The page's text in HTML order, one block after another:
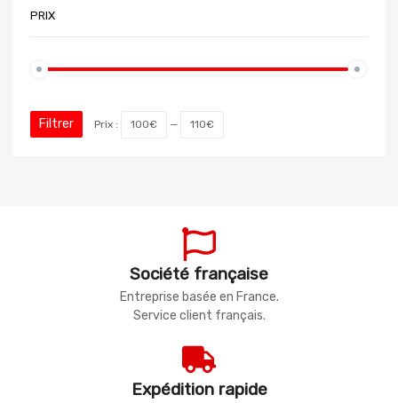
PRIX
Filtrer Prix : 100€ — 110€
Société française
Entreprise basée en France.
Service client français.
Expédition rapide